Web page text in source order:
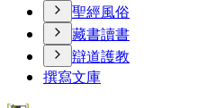
聖經風俗
藏書讀書
辯道護教
撰寫文庫